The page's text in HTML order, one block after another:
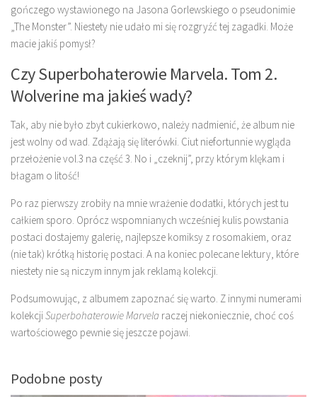
gończego wystawionego na Jasona Gorlewskiego o pseudonimie
„The Monster”. Niestety nie udało mi się rozgryźć tej zagadki. Może
macie jakiś pomysł?
Czy Superbohaterowie Marvela. Tom 2.
Wolverine ma jakieś wady?
Tak, aby nie było zbyt cukierkowo, należy nadmienić, że album nie
jest wolny od wad. Zdążają się literówki. Ciut niefortunnie wygląda
przełożenie vol.3 na część 3. No i „czeknij”, przy którym klękam i
błagam o litość!
Po raz pierwszy zrobiły na mnie wrażenie dodatki, których jest tu
całkiem sporo. Oprócz wspomnianych wcześniej kulis powstania
postaci dostajemy galerię, najlepsze komiksy z rosomakiem, oraz
(nie tak) krótką historię postaci. A na koniec polecane lektury, które
niestety nie są niczym innym jak reklamą kolekcji.
Podsumowując, z albumem zapoznać się warto. Z innymi numerami
kolekcjiSuperbohaterowie Marvela raczej niekoniecznie, choć coś
wartościowego pewnie się jeszcze pojawi.
Podobne posty